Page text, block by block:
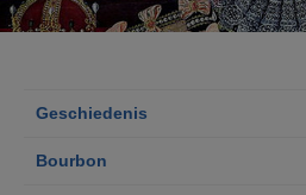
Geschiedenis
Bourbon